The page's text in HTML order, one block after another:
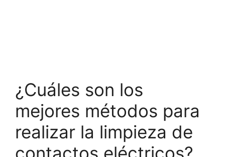
¿Cuáles son los
mejores métodos para
realizar la limpieza de